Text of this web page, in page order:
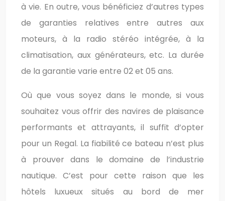
à vie. En outre, vous bénéficiez d’autres types
de garanties relatives entre autres aux
moteurs, à la radio stéréo intégrée, à la
climatisation, aux générateurs, etc. La durée
de la garantie varie entre 02 et 05 ans.
Où que vous soyez dans le monde, si vous
souhaitez vous offrir des navires de plaisance
performants et attrayants, il suffit d’opter
pour un Regal. La fiabilité ce bateau n’est plus
à prouver dans le domaine de l’industrie
nautique. C’est pour cette raison que les
hôtels luxueux situés au bord de mer